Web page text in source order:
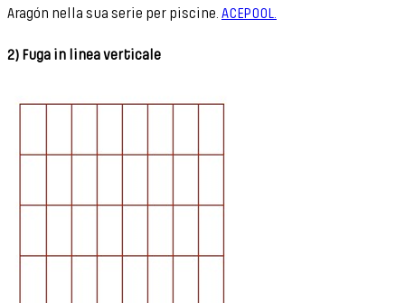
Aragón nella sua serie per piscine. ACEPOOL.
2) Fuga in linea verticale